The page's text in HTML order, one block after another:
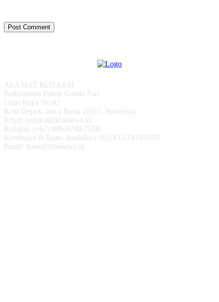
ALAMAT REDAKSI
Perkantoran Palem Ganda Asri
Limo Raya No.02
Kota Depok, Jawa Barat 16515, Indonesia
Email: redaksi@kbknews.id
Redaksi: (+62) 896-6788-7558
Kemitraan & Iklan: Andhika (+62) 813-7419-0357
Email: iklan@kbknews.id